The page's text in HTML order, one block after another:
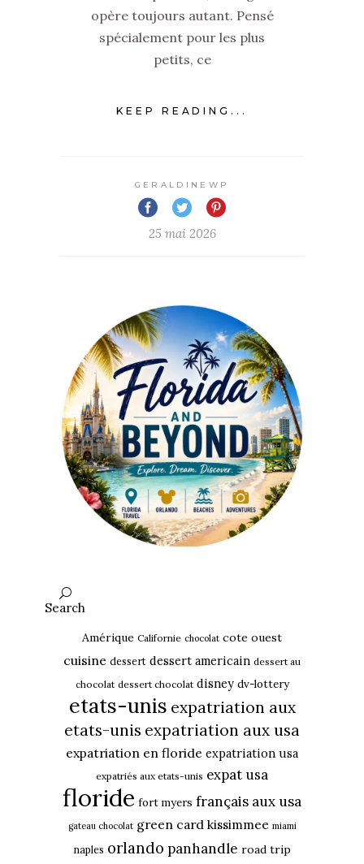
opère toujours autant. Pensé
spécialement pour les plus
petits, ce
KEEP READING...
GERALDINEWP
25 mai 2026
Search
Amérique Californie chocolat cote ouest
cuisine dessert dessert americain dessert au
chocolat dessert chocolat disney dv-lottery
etats-unis expatriation aux
etats-unis expatriation aux usa
expatriation en floride expatriation usa
expatriés aux etats-unis expat usa
floride fort myers français aux usa
gateau chocolat green card kissimmee miami
naples orlando panhandle road trip